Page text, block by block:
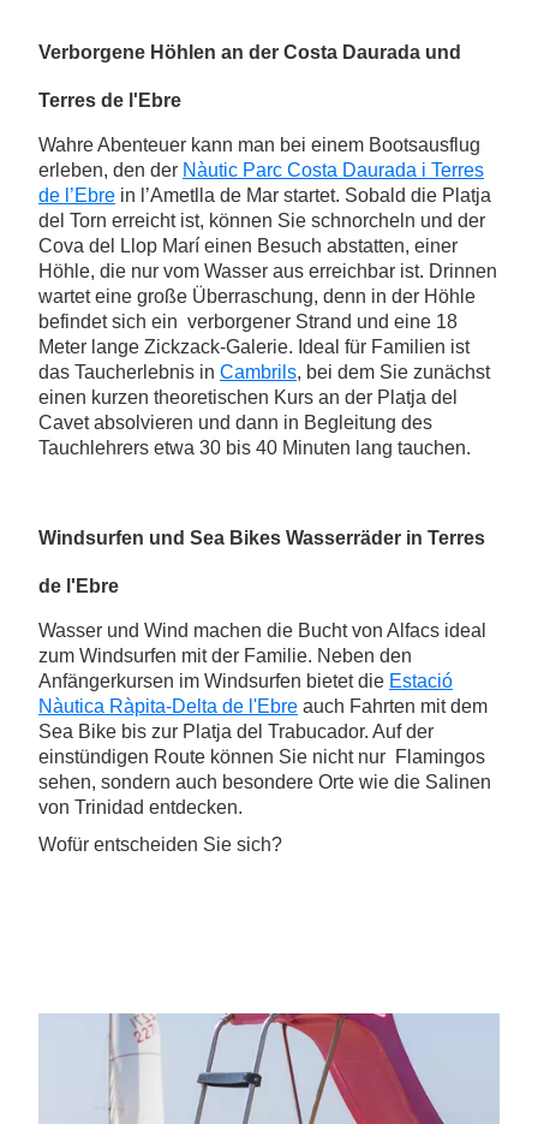
Verborgene Höhlen an der Costa Daurada und
Terres de l'Ebre
Wahre Abenteuer kann man bei einem Bootsausflug
erleben, den der Nàutic Parc Costa Daurada i Terres
de l’Ebre in l’Ametlla de Mar startet. Sobald die Platja
del Torn erreicht ist, können Sie schnorcheln und der
Cova del Llop Marí einen Besuch abstatten, einer
Höhle, die nur vom Wasser aus erreichbar ist. Drinnen
wartet eine große Überraschung, denn in der Höhle
befindet sich ein verborgener Strand und eine 18
Meter lange Zickzack-Galerie. Ideal für Familien ist
das Taucherlebnis in Cambrils, bei dem Sie zunächst
einen kurzen theoretischen Kurs an der Platja del
Cavet absolvieren und dann in Begleitung des
Tauchlehrers etwa 30 bis 40 Minuten lang tauchen.
Windsurfen und Sea Bikes Wasserräder in Terres
de l'Ebre
Wasser und Wind machen die Bucht von Alfacs ideal
zum Windsurfen mit der Familie. Neben den
Anfängerkursen im Windsurfen bietet die Estació
Nàutica Ràpita-Delta de l'Ebre auch Fahrten mit dem
Sea Bike bis zur Platja del Trabucador. Auf der
einstündigen Route können Sie nicht nur Flamingos
sehen, sondern auch besondere Orte wie die Salinen
von Trinidad entdecken.
Wofür entscheiden Sie sich?